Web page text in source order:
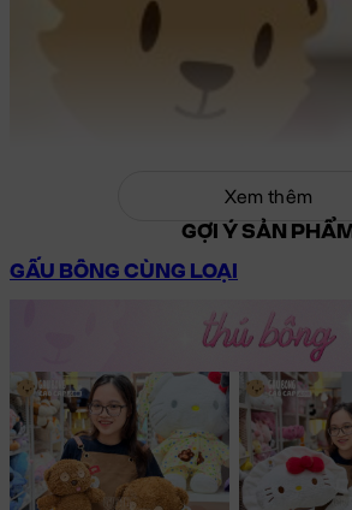
Xem thêm
GỢI Ý SẢN PHẨM
GẤU BÔNG CÙNG LOẠI